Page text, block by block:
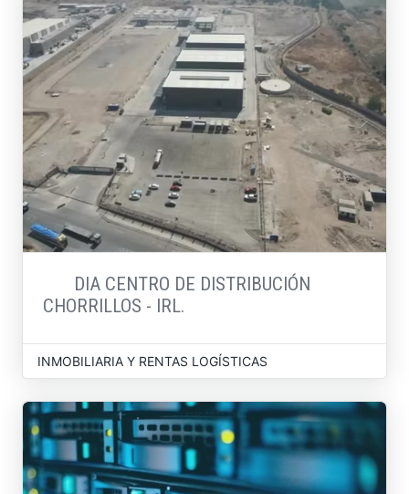
DIA CENTRO DE DISTRIBUCIÓN
CHORRILLOS - IRL.
INMOBILIARIA Y RENTAS LOGÍSTICAS